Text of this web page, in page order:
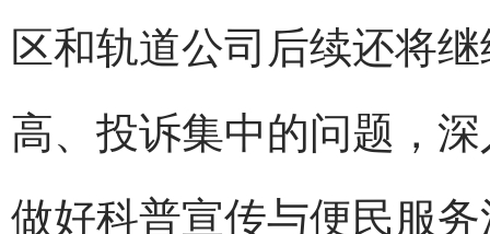
区和轨道公司后续还将
高、投诉集中的问题，
做好科普宣传与便民服